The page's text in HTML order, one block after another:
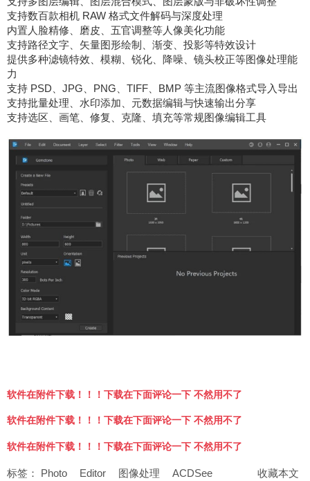
支持数百款相机 RAW 格式文件解码与深度处理
内置人脸精修、磨皮、五官调整等人像美化功能
支持路径文字、矢量图形绘制、渐变、投影等特效设计
提供多种滤镜特效、模糊、锐化、降噪、镜头校正等图像处理能
力
支持 PSD、JPG、PNG、TIFF、BMP 等主流图像格式导入导出
支持批量处理、水印添加、元数据编辑与快速输出分享
支持选区、画笔、修复、克隆、填充等常规图像编辑工具
软件在附件下载！！！下载在下面评论一下 不然用不了
软件在附件下载！！！下载在下面评论一下 不然用不了
软件在附件下载！！！下载在下面评论一下 不然用不了
收藏本文
标签： Photo Editor 图像处理
ACDSee